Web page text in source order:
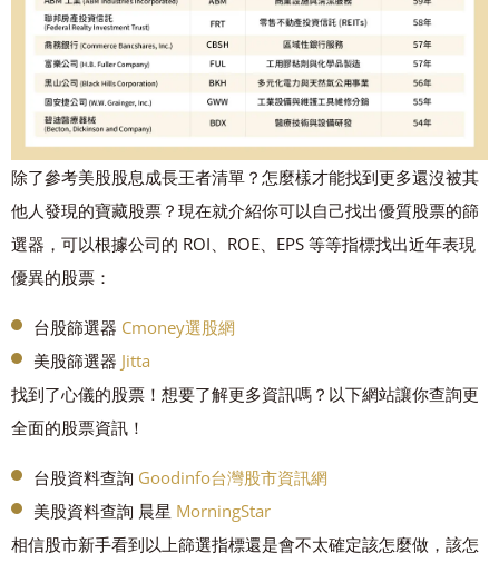
除了參考美股股息成長王者清單？怎麼樣才能找到更多還沒被其
他人發現的寶藏股票？現在就介紹你可以自己找出優質股票的篩
選器，可以根據公司的 ROI、ROE、EPS 等等指標找出近年表現
優異的股票：
台股篩選器 Cmoney選股網
美股篩選器 Jitta
找到了心儀的股票！想要了解更多資訊嗎？以下網站讓你查詢更
全面的股票資訊！
台股資料查詢 Goodinfo台灣股市資訊網
美股資料查詢 晨星 MorningStar
相信股市新手看到以上篩選指標還是會不太確定該怎麼做，該怎